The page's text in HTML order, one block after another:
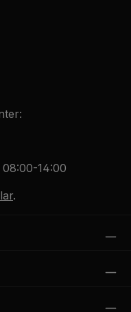
14:00
.